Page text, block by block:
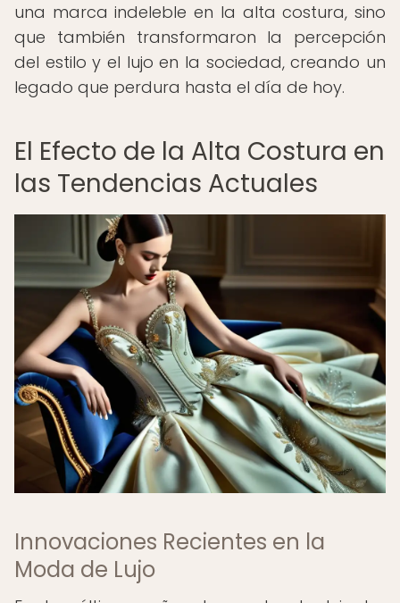
una marca indeleble en la alta costura, sino
que también transformaron la percepción
del estilo y el lujo en la sociedad, creando un
legado que perdura hasta el día de hoy.
El Efecto de la Alta Costura en
las Tendencias Actuales
Innovaciones Recientes en la
Moda de Lujo